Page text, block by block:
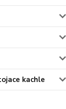
kachle